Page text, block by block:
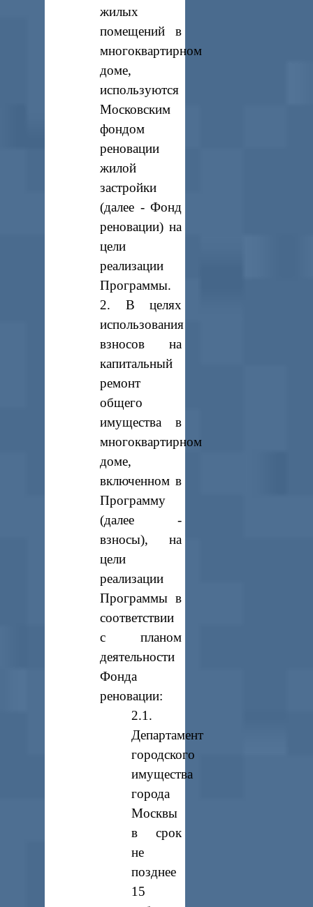
жилых
помещений в
многоквартирном
доме,
используются
Московским
фондом
реновации
жилой
застройки
(далее - Фонд
реновации) на
цели
реализации
Программы.
2. В целях
использования
взносов на
капитальный
ремонт
общего
имущества в
многоквартирном
доме,
включенном в
Программу
(далее -
взносы), на
цели
реализации
Программы в
соответствии
с планом
деятельности
Фонда
реновации:
2.1.
Департамент
городского
имущества
города
Москвы
в срок
не
позднее
15